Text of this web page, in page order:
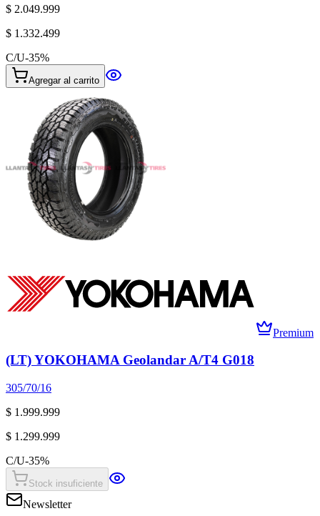
$ 2.049.999
$ 1.332.499
C/U-35%
Agregar al carrito
Premium
(LT) YOKOHAMA Geolandar A/T4 G018
305/70/16
$ 1.999.999
$ 1.299.999
C/U-35%
Stock insuficiente
Newsletter